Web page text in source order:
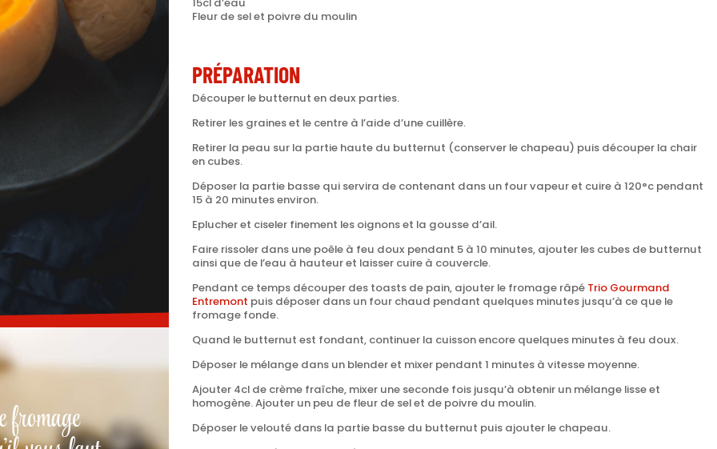
fromage
Fleur de sel et poivre du moulin
PRÉPARATION
Découper le butternut en deux parties.
Retirer les graines et le centre à l’aide d’une cuillère.
Retirer la peau sur la partie haute du butternut (conserver le chapeau) puis découper la chair
en cubes.
Déposer la partie basse qui servira de contenant dans un four vapeur et cuire à 120°c pendant
15 à 20 minutes environ.
Eplucher et ciseler finement les oignons et la gousse d’ail.
Faire rissoler dans une poêle à feu doux pendant 5 à 10 minutes, ajouter les cubes de butternut
ainsi que de l’eau à hauteur et laisser cuire à couvercle.
Pendant ce temps découper des toasts de pain, ajouter le fromage râpé Trio Gourmand
Entremont puis déposer dans un four chaud pendant quelques minutes jusqu’à ce que le
fromage fonde.
Quand le butternut est fondant, continuer la cuisson encore quelques minutes à feu doux.
Déposer le mélange dans un blender et mixer pendant 1 minutes à vitesse moyenne.
Ajouter 4cl de crème fraîche, mixer une seconde fois jusqu’à obtenir un mélange lisse et
homogène. Ajouter un peu de fleur de sel et de poivre du moulin.
Déposer le velouté dans la partie basse du butternut puis ajouter le chapeau.